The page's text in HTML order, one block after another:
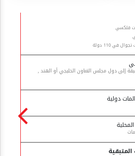
( 1000دقيقة إلى دول مجلس التعاون الخليجي أو الهند ,
دولية